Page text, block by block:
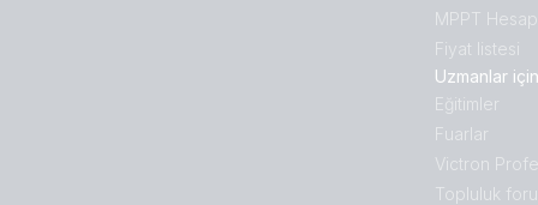
MPPT
Fiyat listesi
Uzmanlar için
Eğitimler
Fuarlar
Victron
Topluluk